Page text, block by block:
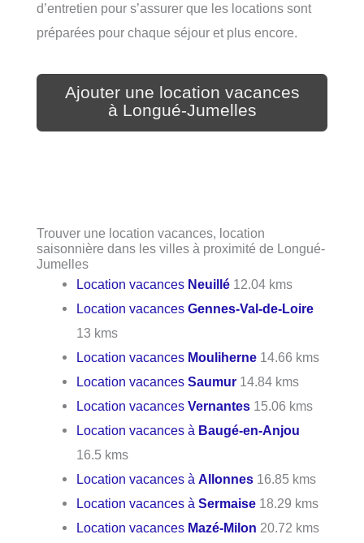
d’entretien pour s’assurer que les locations sont
préparées pour chaque séjour et plus encore.
Ajouter une location vacances
à Longué-Jumelles
Trouver une location vacances, location
saisonnière dans les villes à proximité de Longué-
Jumelles
Location vacances Neuillé 12.04 kms
Location vacancesGennes-Val-de-Loire
13 kms
Location vacances Mouliherne 14.66 kms
Location vacancesSaumur 14.84 kms
Location vacancesVernantes 15.06 kms
Location vacances à Baugé-en-Anjou
16.5 kms
Location vacances àAllonnes 16.85 kms
Location vacances àSermaise 18.29 kms
Location vacances Mazé-Milon 20.72 kms